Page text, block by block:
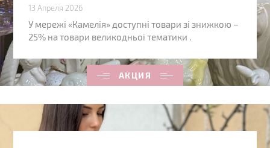
АКЦИЯ
13 Апреля 2026
У мережі «Камелія» доступні товари зі знижкою –
25% на товари великодньої тематики .